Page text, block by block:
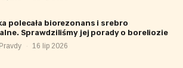
polecała biorezonans i srebro
Sprawdziliśmy jej porady o boreliozie
· 16 lip 2026